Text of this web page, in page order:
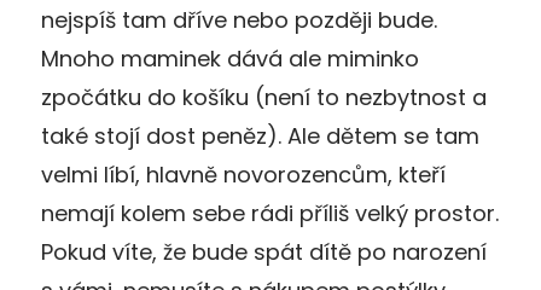
nejspíš tam dříve nebo později bude.
Mnoho maminek dává ale miminko
zpočátku do košíku (není to nezbytnost a
také stojí dost peněz). Ale dětem se tam
velmi líbí, hlavně novorozencům, kteří
nemají kolem sebe rádi příliš velký prostor.
Pokud víte, že bude spát dítě po narození